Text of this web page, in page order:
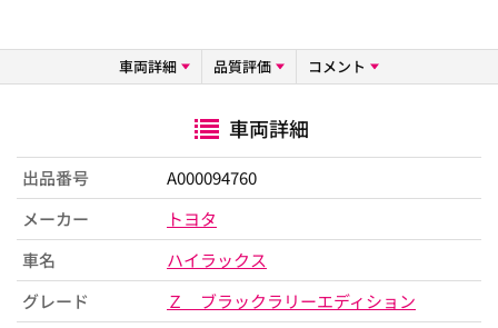
車両詳細 品質評価 コメント
車両詳細
出品番号
A000094760
メーカー
トヨタ
車名
ハイラックス
グレード
Ｚ ブラックラリーエディション